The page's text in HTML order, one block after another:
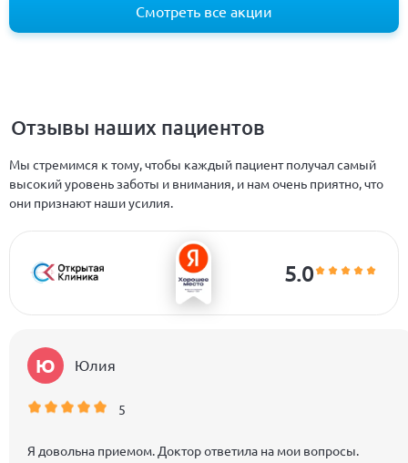
Смотреть все акции
Отзывы наших пациентов
Мы стремимся к тому, чтобы каждый пациент получал самый
высокий уровень заботы и внимания, и нам очень приятно, что
они признают наши усилия.
5.0
Ю Юлия
5
Я довольна приемом. Доктор ответила на мои вопросы.